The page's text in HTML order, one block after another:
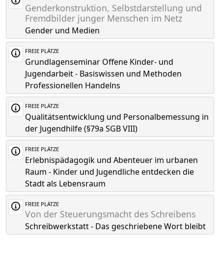
Genderkonstruktion, Selbstdarstellung und
Fremdbilder junger Menschen im Netz
Gender und Medien
FREIE PLÄTZE
Grundlagenseminar Offene Kinder- und
Jugendarbeit - Basiswissen und Methoden
Professionellen Handelns
FREIE PLÄTZE
Qualitätsentwicklung und Personalbemessung in
der Jugendhilfe (§79a SGB VIII)
FREIE PLÄTZE
Erlebnispädagogik und Abenteuer im urbanen
Raum - Kinder und Jugendliche entdecken die
Stadt als Lebensraum
FREIE PLÄTZE
Von der Steuerungsmacht des Schreibens
Schreibwerkstatt - Das geschriebene Wort bleibt